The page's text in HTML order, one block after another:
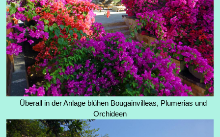
Überall in der Anlage blühen Bougainvilleas, Plumerias und
Orchideen